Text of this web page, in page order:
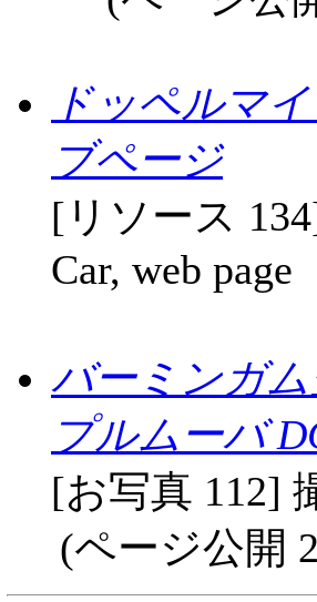
ドッペルマ
ブページ
[リソース
Car, web page
バーミンガ
プルムーバ
[お写真 112]
(ページ公開